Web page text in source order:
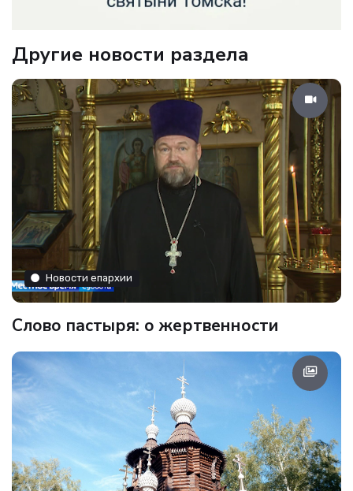
Другие новости раздела
Новости епархии
Слово пастыря: о жертвенности